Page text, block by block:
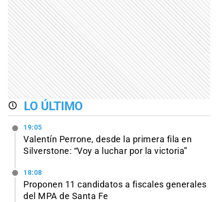
LO ÚLTIMO
19:05
Valentín Perrone, desde la primera fila en
Silverstone: “Voy a luchar por la victoria”
18:08
Proponen 11 candidatos a fiscales generales
del MPA de Santa Fe